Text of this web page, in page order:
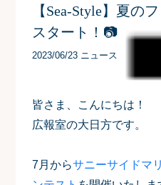
【Sea-Style】夏の
スタート！📷
2023/06/23 ニュース
皆さま、こんにちは！
広報室の大日方です。
7月からサニーサイドマ